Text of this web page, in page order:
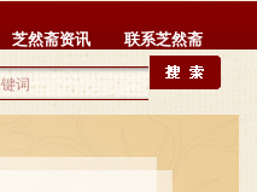
芝然斋资讯 联系芝然斋